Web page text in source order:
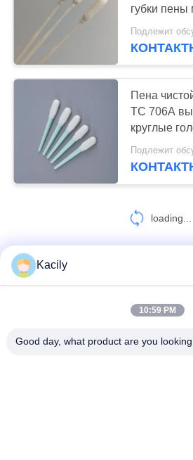
губки пены
Пена
ТС 706А
круглые
loading...
Kacily
10:59 PM
Good day, what product are you